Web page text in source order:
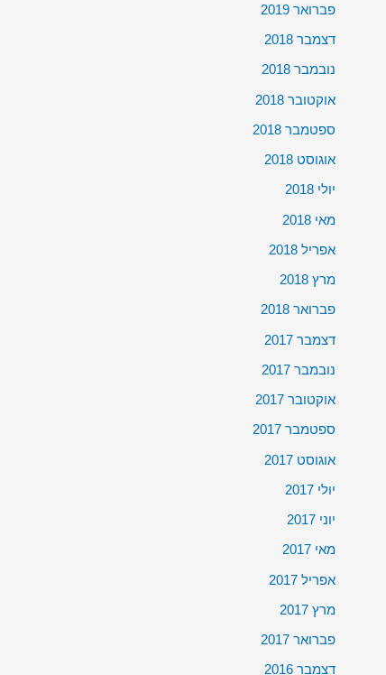
פברואר 2019
דצמבר 2018
נובמבר 2018
אוקטובר 2018
ספטמבר 2018
אוגוסט 2018
יולי 2018
מאי 2018
אפריל 2018
מרץ 2018
פברואר 2018
דצמבר 2017
נובמבר 2017
אוקטובר 2017
ספטמבר 2017
אוגוסט 2017
יולי 2017
יוני 2017
מאי 2017
אפריל 2017
מרץ 2017
פברואר 2017
דצמבר 2016